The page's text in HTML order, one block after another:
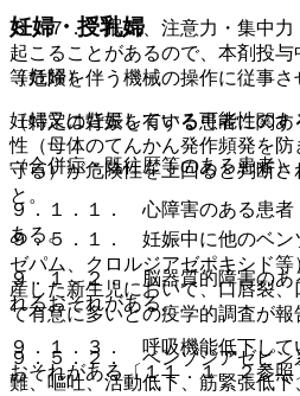
妊婦・授乳婦
（妊婦）
妊婦又は妊娠している可能性の
性（母体のてんかん発作頻発を
守る）が危険性を上回ると判断さ
と。
９．５．１． 妊娠中に他のベン
ゼパム、クロルジアゼポキシド
産した新生児において、口唇裂
て有意に多いとの疫学的調査が報
９．５．２． ベンゾジアゼピン
難、嘔吐、活動低下、筋緊張低
８．７． 眠気、注意力・集中力
起こることがあるので、本剤投
等危険を伴う機械の操作に従事さ
（特定の背景を有する患者に関す
（合併症・既往歴等のある患者）
９．１．１． 心障害のある患者
ある。
９．１．２． 脳器質的障害のあ
れるおそれがある。
９．１．３． 呼吸機能低下して
おそれがある〔１１．１．２参照